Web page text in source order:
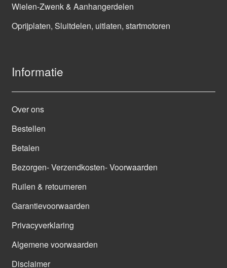
Wielen-Zwenk & Aanhangerdelen
Oprijplaten, Sluitdelen, uitlaten, startmotoren
Informatie
Over ons
Bestellen
Betalen
Bezorgen- Verzendkosten- Voorwaarden
Ruilen & retourneren
Garantievoorwaarden
Privacyverklaring
Algemene voorwaarden
Disclaimer